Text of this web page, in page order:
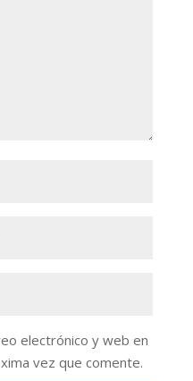
electrónico y web en
vez que comente.